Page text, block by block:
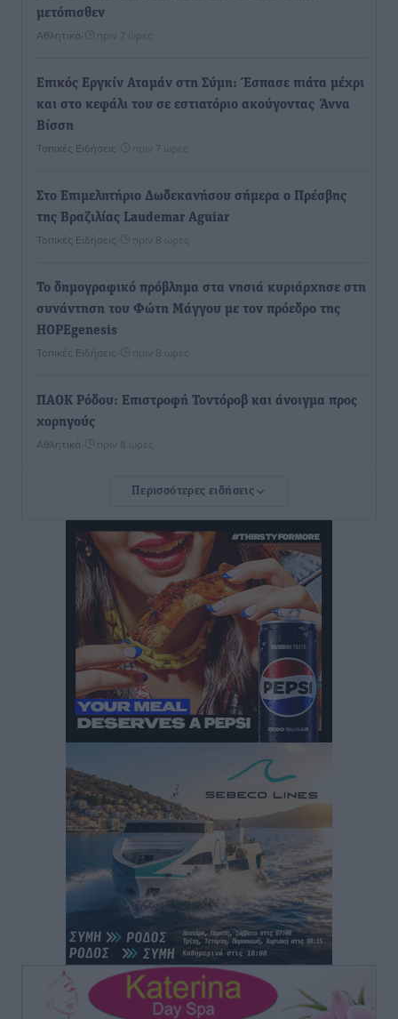
μετόπισθεν
Αθλητικά πριν 7 ώρες
Επικός Εργκίν Αταμάν στη Σύμη: Έσπασε πιάτα μέχρι
και στο κεφάλι του σε εστιατόριο ακούγοντας Άννα
Βίσση
Τοπικές Ειδήσεις πριν 7 ώρες
Στο Επιμελητήριο Δωδεκανήσου σήμερα ο Πρέσβης
της Βραζιλίας Laudemar Aguiar
Τοπικές Ειδήσεις πριν 8 ώρες
To δημογραφικό πρόβλημα στα νησιά κυριάρχησε στη
συνάντηση του Φώτη Μάγγου με τον πρόεδρο της
HOPEgenesis
Τοπικές Ειδήσεις πριν 8 ώρες
ΠΑΟΚ Ρόδου: Επιστροφή Τοντόροβ και άνοιγμα προς
χορηγούς
Αθλητικά πριν 8 ώρες
Rhodes Beyond Summer – Εκεί που το καλοκαίρι
Τοπικές Ειδήσεις• πριν 8 ώρες
Κικίλιας: Μειώθηκαν κατά 34% οι μεταναστευτικές
ροές στα θαλάσσια σύνορα
πριν 8 ώρες
Κως: Γερμανός τουρίστας κέρδισε αποζημίωση 900
ευρώ επειδή δεν βρήκε ξαπλώστρες στις
οικογενειακές διακοπές του
Τοπικές Ειδήσεις• πριν 8 ώρες
Ο γεωεντοπισμός μέσω 112 «έσωσε» Δανό περιπατητή
στη Ρόδο
Τοπικές Ειδήσεις• πριν 8 ώρες
Σύμη: Ανασύρθηκε σορός άνδρα – Εξετάζεται αν είναι
ο 8ος Γερμανός που αγνοούνταν μετά την παράσυρσή
Τοπικές Ειδήσεις• πριν 8 ώρες
Ερώτηση στην Ευρωπαϊκή Επιτροπή για τις
αλλεπάλληλες πυρκαγιές που ξεσπούν από μονάδες
Περισσότερες ειδήσεις